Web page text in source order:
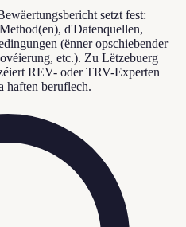
setzt fest:
d'Datenquellen,
(ënner opschiebender
etc.). Zu Lëtzebuerg
REV- oder TRV-Experten
haften beruflech.